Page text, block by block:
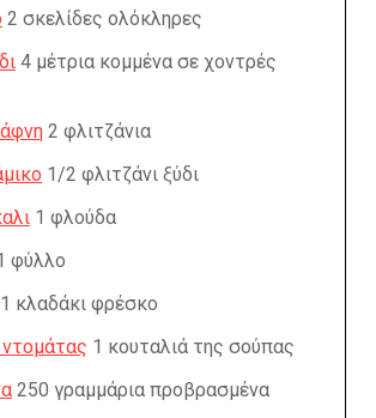
2 σκελίδες ολόκληρες
4 μέτρια κομμένα σε χοντρές
2 φλιτζάνια
1/2 φλιτζάνι ξύδι
1 φλούδα
φύλλο
1 κλαδάκι φρέσκο
1 κουταλιά της σούπας
250 γραμμάρια προβρασμένα